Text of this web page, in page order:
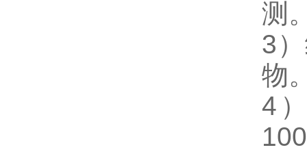
测
3
物
4